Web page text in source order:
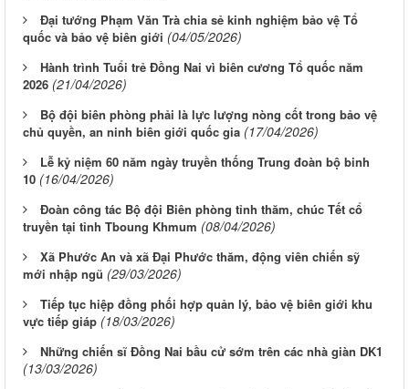
Đại tướng Phạm Văn Trà chia sẻ kinh nghiệm bảo vệ Tổ
quốc và bảo vệ biên giới (04/05/2026)
Hành trình Tuổi trẻ Đồng Nai vì biên cương Tổ quốc năm
2026 (21/04/2026)
Bộ đội biên phòng phải là lực lượng nòng cốt trong bảo vệ
chủ quyền, an ninh biên giới quốc gia (17/04/2026)
Lễ kỷ niệm 60 năm ngày truyền thống Trung đoàn bộ binh
10 (16/04/2026)
Đoàn công tác Bộ đội Biên phòng tỉnh thăm, chúc Tết cổ
truyền tại tỉnh Tboung Khmum (08/04/2026)
Xã Phước An và xã Đại Phước thăm, động viên chiến sỹ
mới nhập ngũ (29/03/2026)
Tiếp tục hiệp đồng phối hợp quản lý, bảo vệ biên giới khu
vực tiếp giáp (18/03/2026)
Những chiến sĩ Đồng Nai bầu cử sớm trên các nhà giàn DK1
(13/03/2026)